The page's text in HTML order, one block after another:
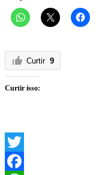
Curtir 9
Curtir isso:
Twitter